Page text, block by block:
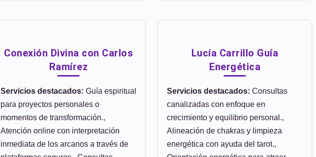
Conexión Divina con Carlos
Ramírez
Servicios destacados: Guía espiritual
para proyectos personales o
momentos de transformación.,
Atención online con interpretación
inmediata de los arcanos a través de
Lucía Carrillo Guía
Energética
Servicios destacados: Consultas
canalizadas con enfoque en
crecimiento y equilibrio personal.,
Alineación de chakras y limpieza
energética con ayuda del tarot.,